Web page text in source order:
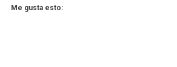
Me gusta esto: